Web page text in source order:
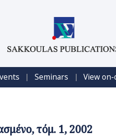
| Seminars | View
τόμ. 1, 2002